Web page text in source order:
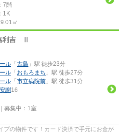
7階
1K
㎡
利吉 Ⅱ
ル 「 古島 」駅 徒歩23分
ル 「 おもろまち 」駅 徒歩27分
ル 「 市立病院前 」駅 徒歩31分
謝16
募集中： 1室
プの物件です！カード決済で手元にお金が